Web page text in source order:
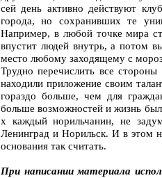
сей день активно действуют
города, но сохранивших те
Например, в любой точке мира
впустит людей внутрь, а потом
место любому заходящему с
Трудно перечислить все
находили приложение своим
гораздо больше, чем для
больше возможностей и жизнь
х каждый норильчанин, не
Ленинград и Норильск. И в этом
основания так считать.
При написании материала